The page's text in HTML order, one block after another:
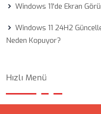
Windows 11'de Ekran
Windows 11 24H2
Neden Kopuyor?
Hızlı Menü